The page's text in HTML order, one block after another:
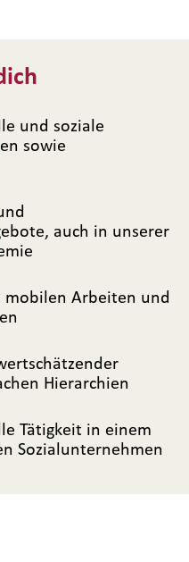
und soziale
sowie
auch in unserer
mobilen Arbeiten und
Hierarchien
Tätigkeit in einem
Sozialunternehmen